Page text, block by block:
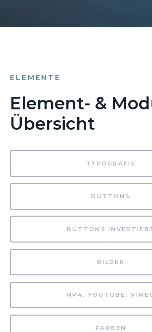
ELEMENTE
Element- &
Übersicht
TYPOGRAFIE
BUTTONS
BUTTONS
BILDER
MP4, YOUTUBE,
FARBEN